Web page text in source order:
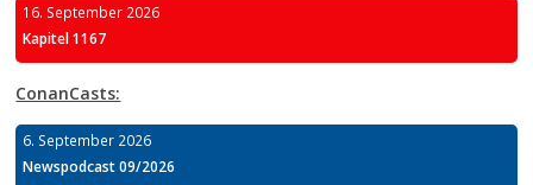
16. September 2026
Kapitel 1167
ConanCasts:
6. September 2026
Newspodcast 09/2026